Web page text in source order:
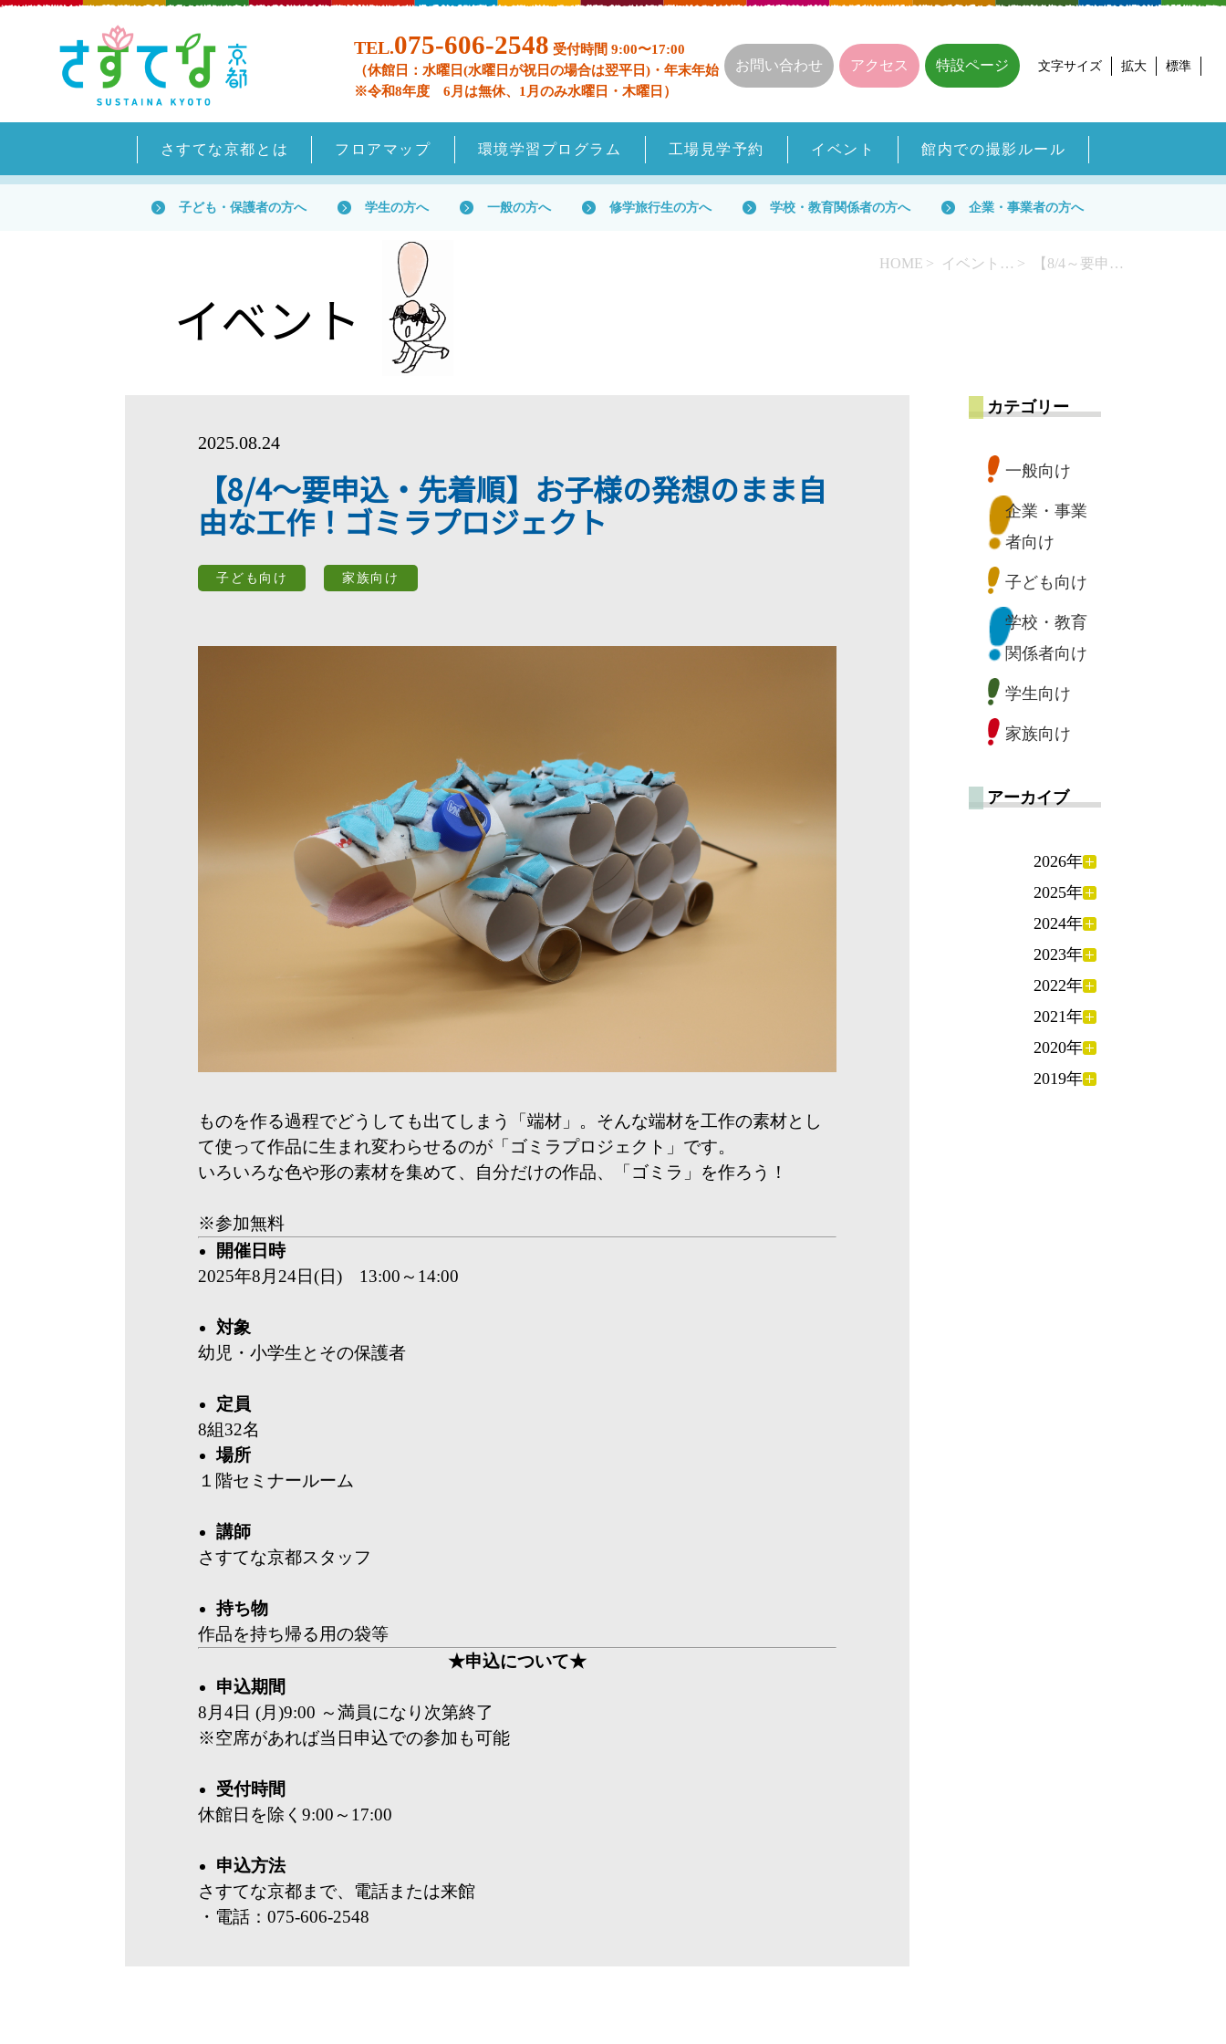
TEL.075-606-2548 受付時間 9:00〜17:00
（休館日：水曜日(水曜日が祝日の場合は翌平日)・年末年始
※令和8年度 6月は無休、1月のみ水曜日・木曜日）
お問い合わせ アクセス 特設ページ 文字サイズ 拡大 標準
さすてな京都とは フロアマップ 環境学習プログラム 工場見学予約 イベント 館内での撮影ルール
子ども・保護者の方へ 学生の方へ 一般の方へ 修学旅行生の方へ 学校・教育関係者の方へ 企業・事業者の方へ
HOME イベント一覧 【8/4～要申込・先着順】お子様の発想のまま自由な工作！ゴミラプロジェクト
イベント
2025.08.24
【8/4～要申込・先着順】お子様の発想のまま自
由な工作！ゴミラプロジェクト
子ども向け 家族向け
ものを作る過程でどうしても出てしまう「端材」。そんな端材を工作の素材とし
て使って作品に生まれ変わらせるのが「ゴミラプロジェクト」です。
いろいろな色や形の素材を集めて、自分だけの作品、「ゴミラ」を作ろう！
※参加無料
開催日時
2025年8月24日(日) 13:00～14:00
対象
幼児・小学生とその保護者
定員
8組32名
場所
１階セミナールーム
講師
さすてな京都スタッフ
持ち物
作品を持ち帰る用の袋等
★申込について★
申込期間
8月4日 (月)9:00 ～満員になり次第終了
※空席があれば当日申込での参加も可能
受付時間
休館日を除く9:00～17:00
申込方法
さすてな京都まで、電話または来館
・電話：075-606-2548
カテゴリー
一般向け
企業・事業
者向け
子ども向け
学校・教育
関係者向け
学生向け
家族向け
アーカイブ
2026年
2025年
2024年
2023年
2022年
2021年
2020年
2019年